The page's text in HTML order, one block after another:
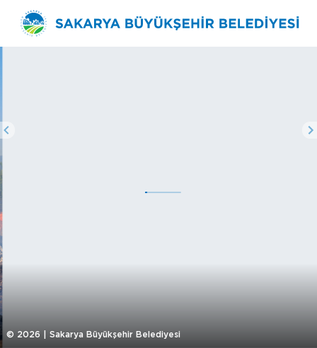
© 2026 | Sakarya Büyükşehir Belediyesi